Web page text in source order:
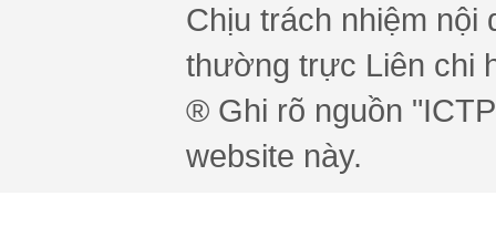
Chịu trách nhiệm nội
thường trực Liên chi
® Ghi rõ nguồn
website này.